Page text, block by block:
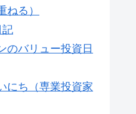
ねる）
記
のバリュー投資日
にち（専業投資家